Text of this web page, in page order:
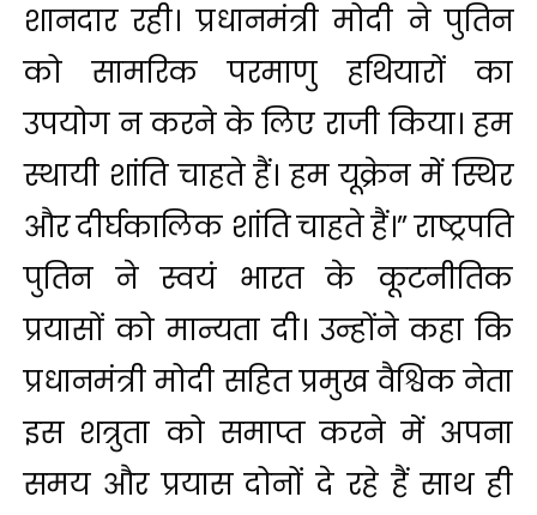
शानदार रही। प्रधानमंत्री मोदी ने पुतिन
को सामरिक परमाणु हथियारों का
उपयोग न करने के लिए राजी किया। हम
स्थायी शांति चाहते हैं। हम यूक्रेन में स्थिर
और दीर्घकालिक शांति चाहते हैं।” राष्ट्रपति
पुतिन ने स्वयं भारत के कूटनीतिक
प्रयासों को मान्यता दी। उन्होंने कहा कि
प्रधानमंत्री मोदी सहित प्रमुख वैश्विक नेता
इस शत्रुता को समाप्त करने में अपना
समय और प्रयास दोनों दे रहे हैं साथ ही